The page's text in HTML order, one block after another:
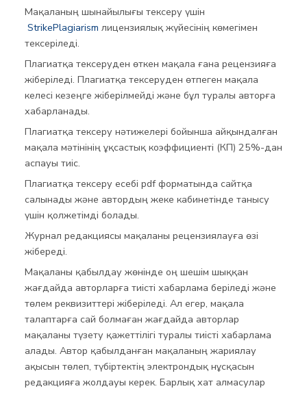
Мақаланың шынайылығы тексеру үшін
StrikePlagiarism лицензиялық жүйесінің көмегімен
тексеріледі.
Плагиатқа тексеруден өткен мақала ғана рецензияға
жіберіледі. Плагиатқа тексеруден өтпеген мақала
келесі кезеңге жіберілмейді және бұл туралы авторға
хабарланады.
Плагиатқа тексеру нәтижелері бойынша айқындалған
мақала мәтінінің ұқсастық коэффициенті (КП) 25%-дан
аспауы тиіс.
Плагиатқа тексеру есебі pdf форматында сайтқа
салынады және автордың жеке кабинетінде танысу
үшін қолжетімді болады.
Журнал редакциясы мақаланы рецензиялауға өзі
жібереді.
Мақаланы қабылдау жөнінде оң шешім шыққан
жағдайда авторларға тиісті хабарлама беріледі және
төлем реквизиттері жіберіледі. Ал егер, мақала
талаптарға сай болмаған жағдайда авторлар
мақаланы түзету қажеттілігі туралы тиісті хабарлама
алады. Автор қабылданған мақаланың жариялау
ақысын төлеп, түбіртектің электрондық нұсқасын
редакцияға жолдауы керек. Барлық хат алмасулар